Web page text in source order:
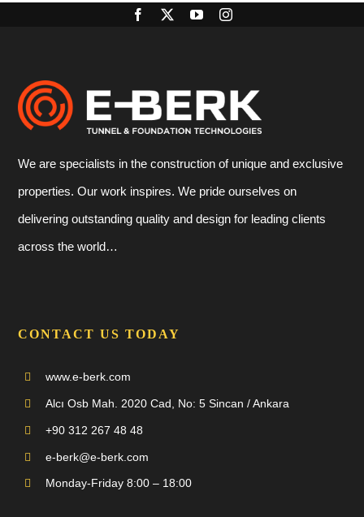
We are specialists in the construction of unique and exclusive
properties. Our work inspires. We pride ourselves on
delivering outstanding quality and design for leading clients
across the world…
CONTACT US TODAY
www.e-berk.com
Alcı Osb Mah. 2020 Cad, No: 5 Sincan / Ankara
+90 312 267 48 48
e-berk@e-berk.com
Monday-Friday 8:00 – 18:00